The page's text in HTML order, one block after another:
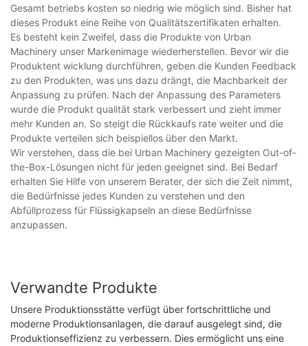
Gesamt betriebs kosten so niedrig wie möglich sind. Bisher hat
dieses Produkt eine Reihe von Qualitätszertifikaten erhalten.
Es besteht kein Zweifel, dass die Produkte von Urban
Machinery unser Markenimage wiederherstellen. Bevor wir die
Produktent wicklung durchführen, geben die Kunden Feedback
zu den Produkten, was uns dazu drängt, die Machbarkeit der
Anpassung zu prüfen. Nach der Anpassung des Parameters
wurde die Produkt qualität stark verbessert und zieht immer
mehr Kunden an. So steigt die Rückkaufs rate weiter und die
Produkte verteilen sich beispiellos über den Markt.
Wir verstehen, dass die bei Urban Machinery gezeigten Out-of-
the-Box-Lösungen nicht für jeden geeignet sind. Bei Bedarf
erhalten Sie Hilfe von unserem Berater, der sich die Zeit nimmt,
die Bedürfnisse jedes Kunden zu verstehen und den
Abfüllprozess für Flüssigkapseln an diese Bedürfnisse
anzupassen.
Verwandte Produkte
Unsere Produktionsstätte verfügt über fortschrittliche und
moderne Produktionsanlagen, die darauf ausgelegt sind, die
Produktionseffizienz zu verbessern. Dies ermöglicht uns eine